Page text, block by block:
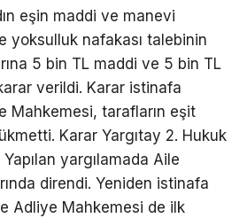
eşin maddi ve manevi
yoksulluk nafakası talebinin
5 bin TL maddi ve 5 bin TL
verildi. Karar istinafa
Mahkemesi, tarafların eşit
Karar Yargıtay 2. Hukuk
yargılamada Aile
direndi. Yeniden istinafa
Adliye Mahkemesi de ilk